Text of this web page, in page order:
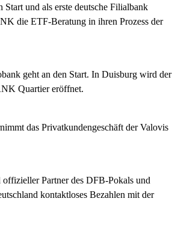
Start und als erste deutsche Filialbank
die ETF-Beratung in ihren Prozess der
geht an den Start. In Duisburg wird der
Quartier eröffnet.
das Privatkundengeschäft der Valovis
Partner des DFB-Pokals und
kontaktloses Bezahlen mit der